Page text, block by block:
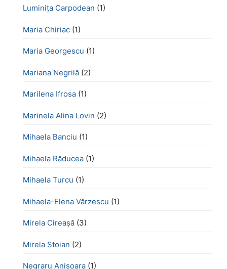
Luminița Carpodean (1)
Maria Chiriac (1)
Maria Georgescu (1)
Mariana Negrilă (2)
Marilena Ifrosa (1)
Marinela Alina Lovin (2)
Mihaela Banciu (1)
Mihaela Răducea (1)
Mihaela Turcu (1)
Mihaela-Elena Vărzescu (1)
Mirela Cireașă (3)
Mirela Stoian (2)
Negraru Anișoara (1)